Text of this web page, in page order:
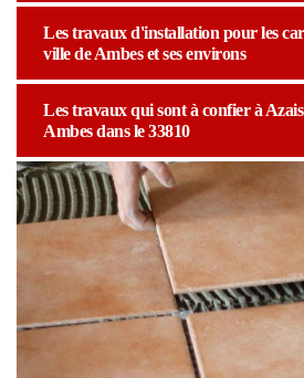
Les travaux d'installation pour les
ville de Ambes et ses environs
Les travaux qui sont à confier à
Ambes dans le 33810